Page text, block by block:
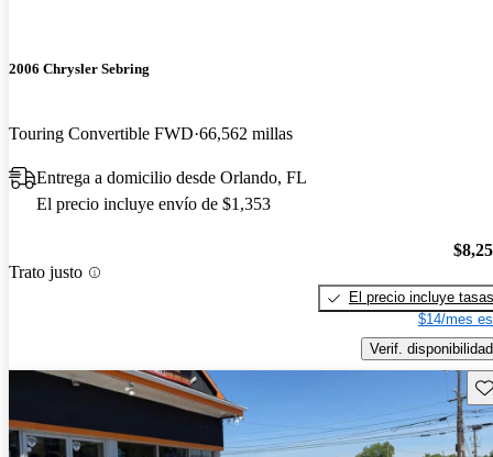
2006 Chrysler Sebring
Touring Convertible FWD 66,562 millas
Entrega a domicilio desde Orlando, FL
El precio incluye envío de $1,353
Trato justo
El precio incluye tasas
$14/mes
Verif. disponibilidad